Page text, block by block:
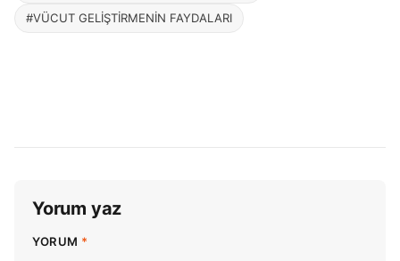
#VÜCUT GELİŞTİRMENİN FAYDALARI
Yorum yaz
YORUM *